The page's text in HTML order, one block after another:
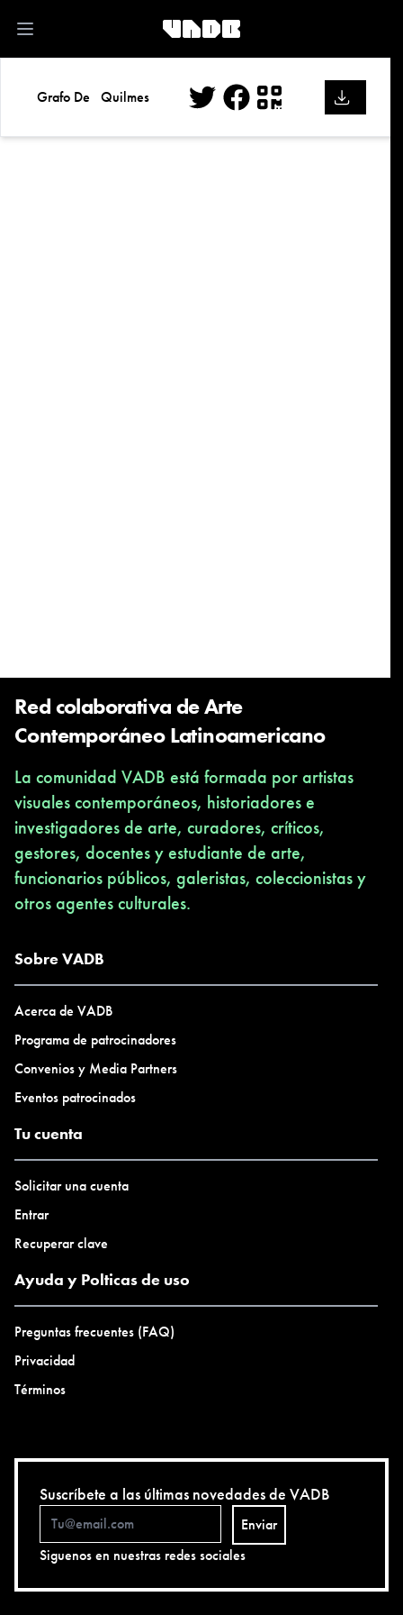
Open main menu
Grafo De Quilmes
Facebook
Red colaborativa de Arte
Contemporáneo Latinoamericano
La comunidad VADB está formada por artistas
visuales contemporáneos, historiadores e
investigadores de arte, curadores, críticos,
gestores, docentes y estudiante de arte,
funcionarios públicos, galeristas, coleccionistas y
otros agentes culturales.
Sobre VADB
Acerca de VADB
Programa de patrocinadores
Convenios y Media Partners
Eventos patrocinados
Tu cuenta
Solicitar una cuenta
Entrar
Recuperar clave
Ayuda y Polticas de uso
Preguntas frecuentes (FAQ)
Privacidad
Términos
Suscríbete a las últimas novedades de VADB
Enviar
Siguenos en nuestras redes sociales